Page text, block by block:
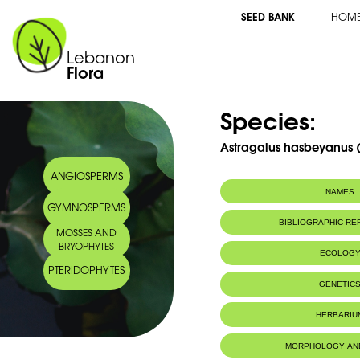
Lebanon
Flora
SEED BANK
ANGIOSPERMS
GYMNOSPERMS
MOSSES AND
BRYOPHYTES
PTERIDOPHYTES
Species:
Astragalus hasbeyanus
NAMES
BIBLIOGRAPHIC
ECOLOGY
Lebanon
MORPHOLOGY